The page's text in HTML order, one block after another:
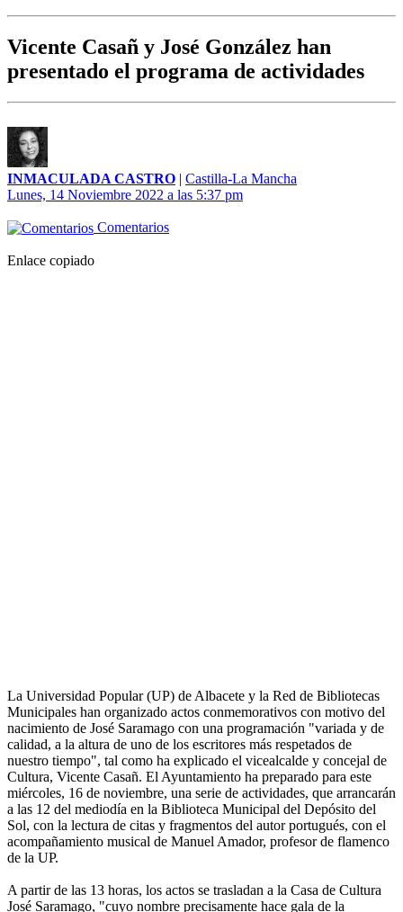
Vicente Casañ y José González han
presentado el programa de actividades
INMACULADA CASTRO | Castilla-La Mancha
Lunes, 14 Noviembre 2022 a las 5:37 pm
Comentarios
Enlace copiado
La Universidad Popular (UP) de Albacete y la Red de Bibliotecas
Municipales han organizado actos conmemorativos con motivo del
nacimiento de José Saramago con una programación "variada y de
calidad, a la altura de uno de los escritores más respetados de
nuestro tiempo", tal como ha explicado el vicealcalde y concejal de
Cultura, Vicente Casañ. El Ayuntamiento ha preparado para este
miércoles, 16 de noviembre, una serie de actividades, que arrancarán
a las 12 del mediodía en la Biblioteca Municipal del Depósito del
Sol, con la lectura de citas y fragmentos del autor portugués, con el
acompañamiento musical de Manuel Amador, profesor de flamenco
de la UP.
A partir de las 13 horas, los actos se trasladan a la Casa de Cultura
José Saramago, "cuyo nombre precisamente hace gala de la